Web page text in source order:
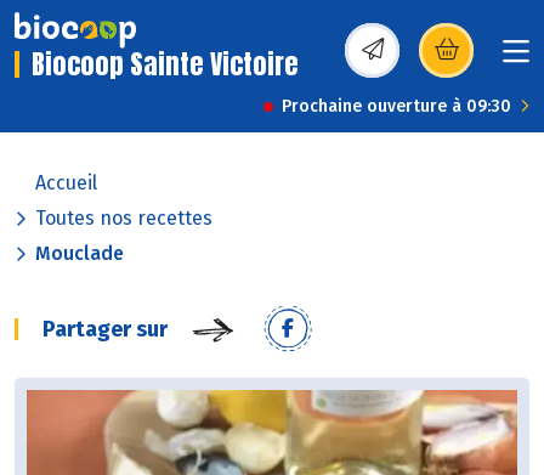
Biocoop Sainte Victoire (s’ouvre dans une
Prochaine ouverture à 09:30
Accueil
Toutes nos recettes
Mouclade
Partager sur